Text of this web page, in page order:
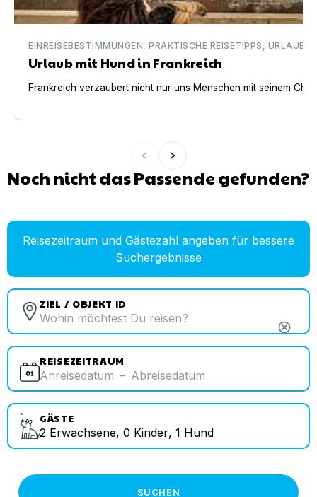
EINREISEBESTIMMUNGEN, PRAKTISCHE REISETIPPS,
Urlaub mit Hund in Frankreich
Frankreich verzaubert nicht nur uns Menschen mit seinem
Noch nicht das Passende gefunden?
Reisezeitraum und Gästezahl angeben für bessere
Suchergebnisse
ZIEL / OBJEKT ID
cancel
REISEZEITRAUM
Anreisedatum – Abreisedatum
GÄSTE
2 Erwachsene, 0 Kinder, 1 Hund
SUCHEN